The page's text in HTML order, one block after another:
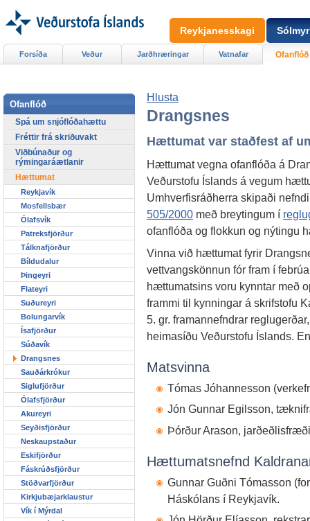
Hlusta
Drangsnes
Hættumat var staðfest af
Hættumat vegna ofanflóða á
Veðurstofu Íslands á vegum
Umhverfisráðherra skipaði
505/2000 með breytingum í
ofanflóða og flokkun og nýtingu
Vinna við hættumat fyrir
vettvangskönnun fór fram í
hættumatsins voru kynntar með
frammi til kynningar á skrifstofu
5. gr. framannefndrar
heimasíðu Veðurstofu Íslands.
Matsvinna
Tómas Jóhannesson
Jón Gunnar Egilsson,
Þórður Arason,
Hættumatsnefnd
Gunnar Guðni Tómasson
Háskólans í Reykjavík.
Forsíða Veður Jarðhræringar Vatnafar Ofanflóð
Ofanflóð
Spá um snjóflóðahættu
Fréttir frá skriðuvakt
Viðbúnaður og
rýmingaráætlanir
Hættumat
Reykjavík
Mosfellsbær
Ólafsvík
Patreksfjörður
Tálknafjörður
Bíldudalur
Þingeyri
Flateyri
Suðureyri
Bolungarvík
Ísafjörður
Súðavík
Drangsnes
Sauðárkrókur
Siglufjörður
Ólafsfjörður
Akureyri
Seyðisfjörður
Neskaupstaður
Eskifjörður
Fáskrúðsfjörður
Stöðvarfjörður
Kirkjubæjarklaustur
Vík í Mýrdal
Reykjanesskagi